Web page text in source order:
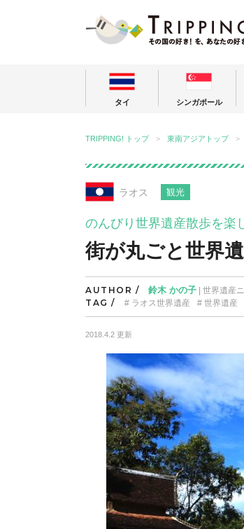
タイ シンガポール
TRIPPING! トップ 東南アジアトップ
ラオス 観光
のんびり世界遺産散歩を楽
街が丸ごと世界
AUTHOR / 鈴木 かの子 | 世界遺産
TAG / ラオス世界遺産 世界遺産
2018.4.2 更新